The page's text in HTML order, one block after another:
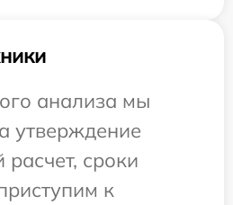
анализа мы
утверждение
сроки
к